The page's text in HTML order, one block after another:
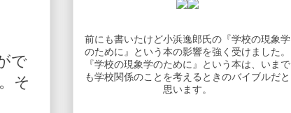
で
そ
前にも書いたけど小浜逸郎氏の『学校の現象学
のために』という本の影響を強く受けました。
『学校の現象学のために』という本は、いまで
も学校関係のことを考えるときのバイブルだと
思います。